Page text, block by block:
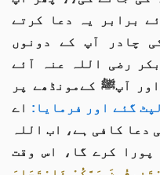
برابر یہ دعا کرتے
چادر آپ کے دونوں
رضی اللہ عنہ آئے
آپﷺ کےمونڈھے پر
گئے اور فرمایا: اے
دعا کافی ہے، اب اللہ
پورا کرے گا، اس وقت